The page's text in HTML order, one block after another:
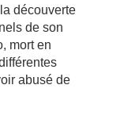
découverte
de son
mort en
abusé de